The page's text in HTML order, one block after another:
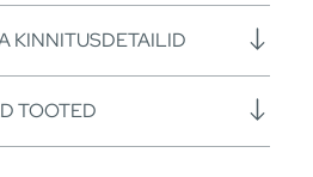
KINNITUSDETAILID
TOOTED